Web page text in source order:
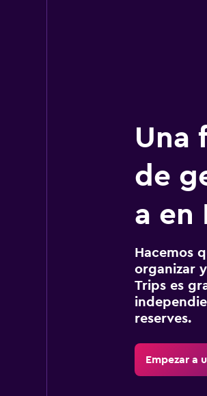
Una
de
a en
Hacemos
organizar
Trips es
reserves.
Empezar a